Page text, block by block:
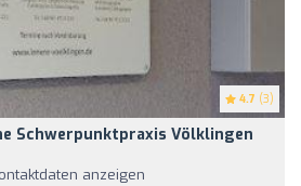
4.7 (3)
Schwerpunktpraxis Völklingen
anzeigen